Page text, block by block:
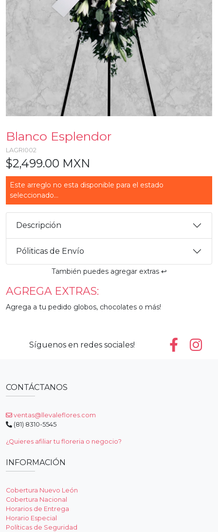
Blanco Esplendor
LAGRI002
$2,499.00 MXN
Este arreglo no esta disponible para el estado
seleccionado...
Descripción
Póliticas de Envío
También puedes agregar extras ↩️
AGREGA EXTRAS:
Agrega a tu pedido globos, chocolates o más!
Síguenos en redes sociales!
CONTÁCTANOS
ventas@llevaleflores.com
(81) 8310-5545
¿Quieres afiliar tu floreria o negocio?
INFORMACIÓN
Cobertura Nuevo León
Cobertura Nacional
Horarios de Entrega
Horario Especial
Políticas de Seguridad